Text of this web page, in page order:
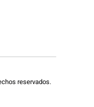
reservados.